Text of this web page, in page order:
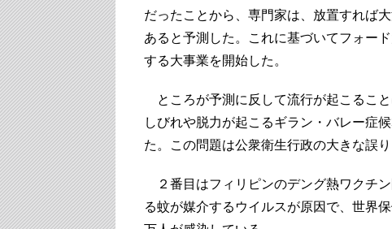
だったことから、専門家は、放置すれば
あると予測した。これに基づいてフォー
する大事業を開始した。
ところが予測に反して流行が起こるこ
しびれや脱力が起こるギラン・バレー症
た。この問題は公衆衛生行政の大きな誤り
２番目はフィリピンのデング熱ワクチ
る蚊が媒介するウイルスが原因で、世界